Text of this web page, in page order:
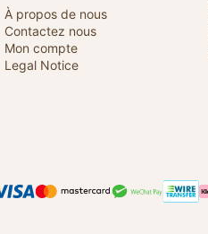
À propos de nous
Contactez nous
Mon compte
Legal Notice